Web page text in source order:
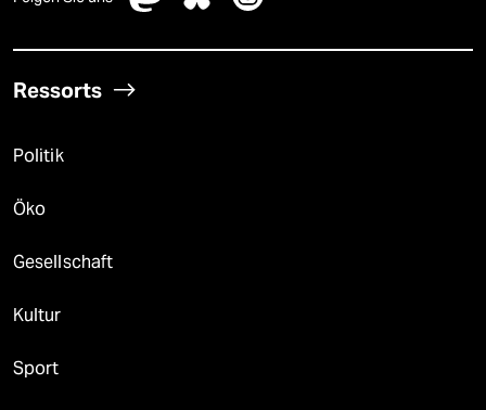
Ressorts
Politik
Öko
Gesellschaft
Kultur
Sport